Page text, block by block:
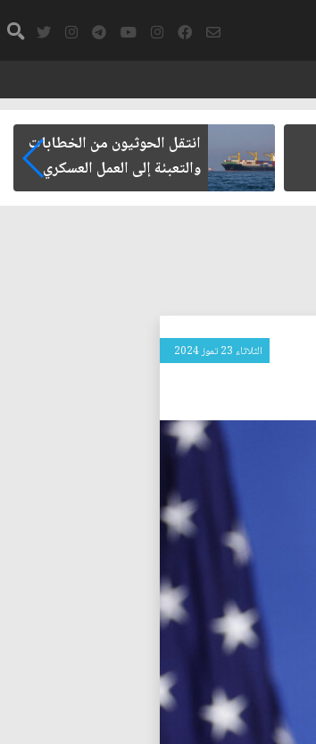
انتقل الحوثيون من الخطابات
والتعبئة إلى العمل العسكري
الثلاثاء 23 تموز 2024